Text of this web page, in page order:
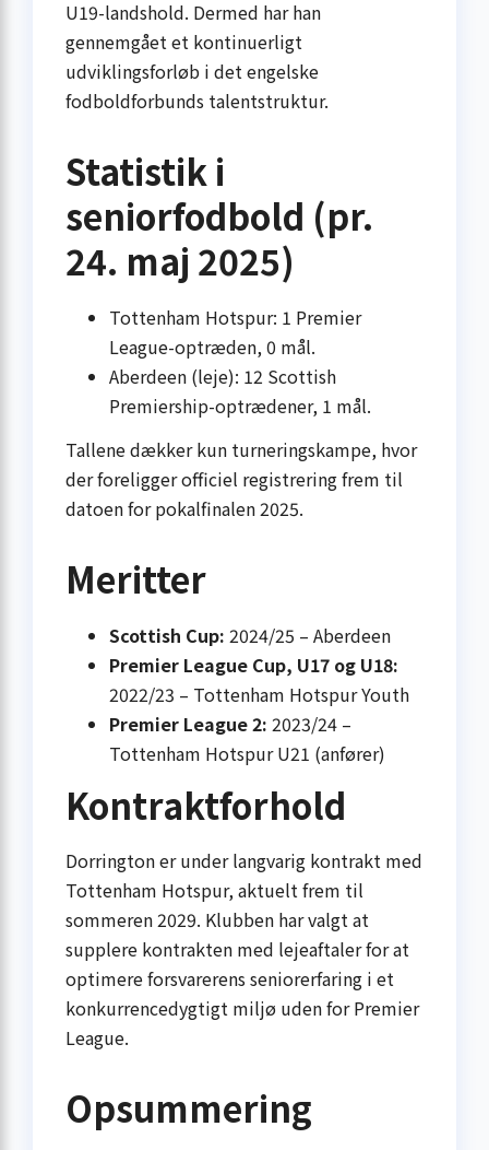
U19-landshold. Dermed har han
gennemgået et kontinuerligt
udviklingsforløb i det engelske
fodboldforbunds talentstruktur.
Statistik i
seniorfodbold (pr.
24. maj 2025)
Tottenham Hotspur: 1 Premier
League-optræden, 0 mål.
Aberdeen (leje): 12 Scottish
Premiership-optrædener, 1 mål.
Tallene dækker kun turneringskampe, hvor
der foreligger officiel registrering frem til
datoen for pokalfinalen 2025.
Meritter
Scottish Cup: 2024/25 – Aberdeen
Premier League Cup, U17 og U18:
2022/23 – Tottenham Hotspur Youth
Premier League 2: 2023/24 –
Tottenham Hotspur U21 (anfører)
Kontraktforhold
Dorrington er under langvarig kontrakt med
Tottenham Hotspur, aktuelt frem til
sommeren 2029. Klubben har valgt at
supplere kontrakten med lejeaftaler for at
optimere forsvarerens seniorerfaring i et
konkurrencedygtigt miljø uden for Premier
League.
Opsummering